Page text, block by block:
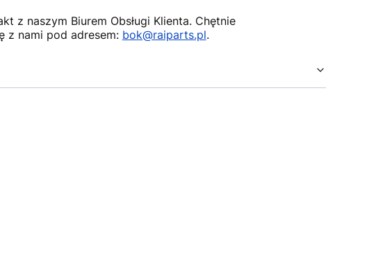
z naszym Biurem Obsługi Klienta. Chętnie
z nami pod adresem: bok@raiparts.pl.